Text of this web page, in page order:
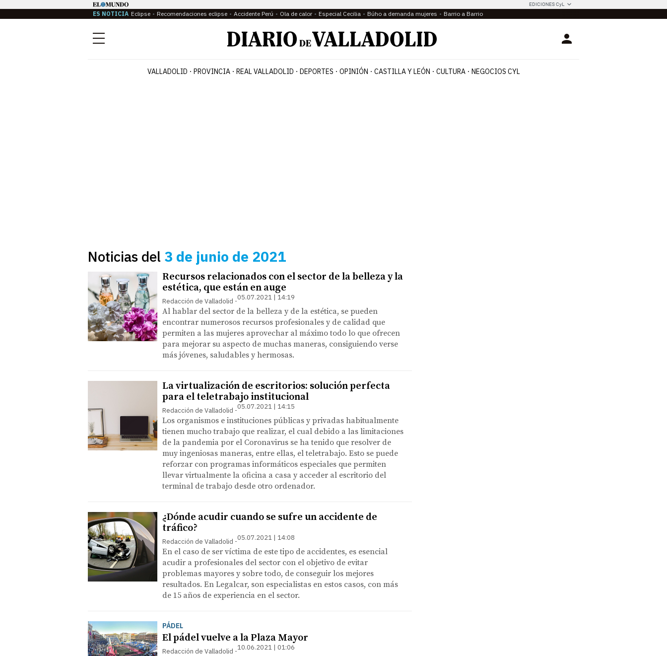
EDICIONES CyL
ES NOTICIA Eclipse Recomendaciones eclipse Accidente Perú Ola de calor Especial Cecilia Búho a demanda mujeres Barrio a Barrio
Menú Login
VALLADOLID PROVINCIA REAL VALLADOLID DEPORTES OPINIÓN CASTILLA Y LEÓN CULTURA NEGOCIOS CYL
Noticias del 3 de junio de 2021
Recursos relacionados con el sector de la belleza y la
estética, que están en auge
Redacción de Valladolid 05.07.2021 | 14:19
Al hablar del sector de la belleza y de la estética, se pueden
encontrar numerosos recursos profesionales y de calidad que
permiten a las mujeres aprovechar al máximo todo lo que ofrecen
para mejorar su aspecto de muchas maneras, consiguiendo verse
más jóvenes, saludables y hermosas.
La virtualización de escritorios: solución perfecta
para el teletrabajo institucional
Redacción de Valladolid 05.07.2021 | 14:15
Los organismos e instituciones públicas y privadas habitualmente
tienen mucho trabajo que realizar, el cual debido a las limitaciones
de la pandemia por el Coronavirus se ha tenido que resolver de
muy ingeniosas maneras, entre ellas, el teletrabajo. Esto se puede
reforzar con programas informáticos especiales que permiten
llevar virtualmente la oficina a casa y acceder al escritorio del
terminal de trabajo desde otro ordenador.
¿Dónde acudir cuando se sufre un accidente de
tráfico?
Redacción de Valladolid 05.07.2021 | 14:08
En el caso de ser víctima de este tipo de accidentes, es esencial
acudir a profesionales del sector con el objetivo de evitar
problemas mayores y sobre todo, de conseguir los mejores
resultados. En Legalcar, son especialistas en estos casos, con más
de 15 años de experiencia en el sector.
PÁDEL
El pádel vuelve a la Plaza Mayor
Redacción de Valladolid 10.06.2021 | 01:06